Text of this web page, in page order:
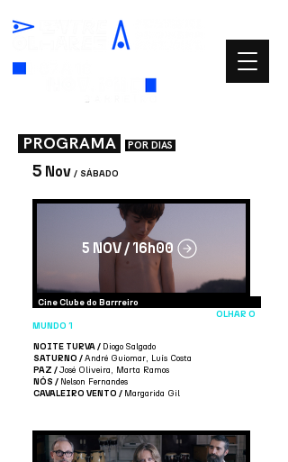
PROGRAMA POR DIAS
5 Nov / SÁBADO
5 NOV / 16h00
Cine Clube do Barrreiro
OLHAR O
MUNDO 1
NOITE TURVA / Diogo Salgado
SATURNO /André Guiomar, Luís Costa
PAZ /José Oliveira, Marta Ramos
NÓS / Nelson Fernandes
CAVALEIRO VENTO / Margarida Gil